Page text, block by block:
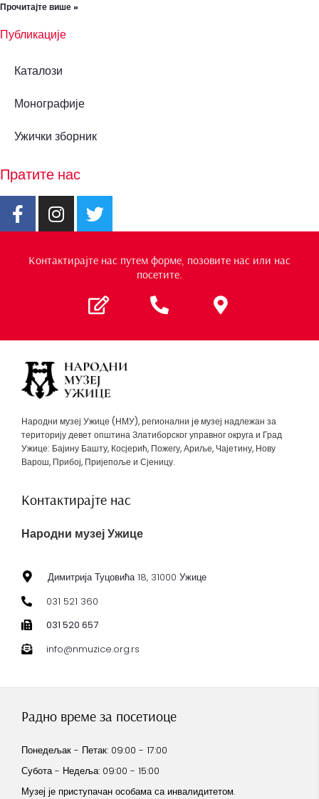
Прочитајте више »
Публикације
Каталози
Монографије
Ужички зборник
Пратите нас
Контактирајте нас путем форме, позовите нас или нас
посетите.
Народни музеј Ужице (НМУ), регионални je музеј надлежан за
територију девет општина Златиборског управног округа и Град
Ужице: Бајину Башту, Косјерић, Пожегу, Ариље, Чајетину, Нову
Варош, Прибој, Пријепоље и Сјеницу.
Контактирајте нас
Народни музеј Ужице
Димитрија Туцовића 18, 31000 Ужице
031 521 360
031 520 657
info@nmuzice.org.rs
Радно време за посетиоце
Понедељак - Петак: 09:00 - 17:00
Субота - Недеља: 09:00 - 15:00
Музеј је приступачан особама са инвалидитетом.